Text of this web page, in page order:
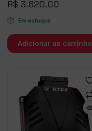
R$ 3.620,00
Em estoque
Adicionar ao carrinho